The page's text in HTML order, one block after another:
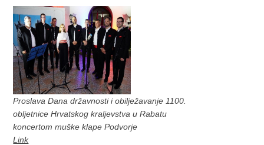
Proslava Dana državnosti i obilježavanje 1100.
obljetnice Hrvatskog kraljevstva u Rabatu
koncertom muške klape Podvorje
Link